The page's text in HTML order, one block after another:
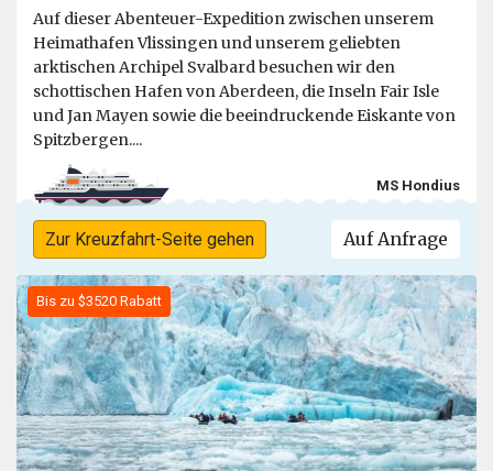
Auf dieser Abenteuer-Expedition zwischen unserem
Heimathafen Vlissingen und unserem geliebten
arktischen Archipel Svalbard besuchen wir den
schottischen Hafen von Aberdeen, die Inseln Fair Isle
und Jan Mayen sowie die beeindruckende Eiskante von
Spitzbergen....
MS Hondius
Zur Kreuzfahrt-Seite gehen Auf Anfrage
Bis zu $3520 Rabatt